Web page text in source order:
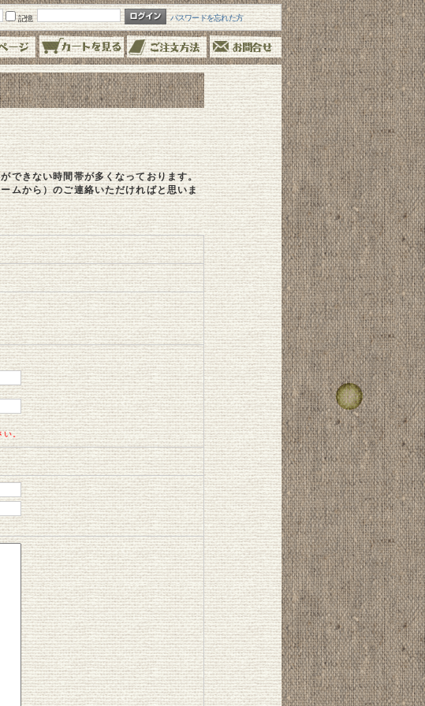
記憶 パスワードを忘れた方
できない時間帯が多くなっております。
ムから）のご連絡いただければと思いま
い。